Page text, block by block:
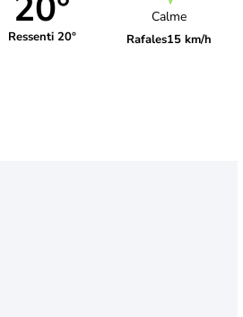
Ressenti 20°
Calme
Rafales15 km/h